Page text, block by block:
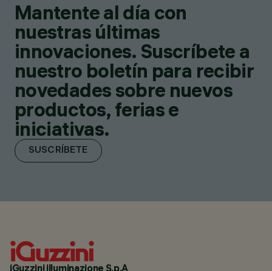
Mantente al día con
nuestras últimas
innovaciones. Suscríbete a
nuestro boletín para recibir
novedades sobre nuevos
productos, ferias e
iniciativas.
SUSCRÍBETE
iGuzzini illuminazione S.p.A